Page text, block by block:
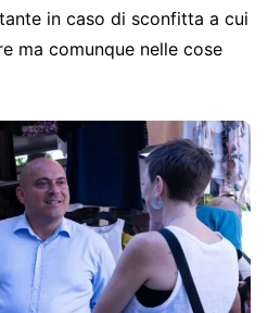
in caso di sconfitta a cui
ma comunque nelle cose